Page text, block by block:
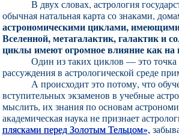
В двух словах, астрология
обычная натальная карта со знаками,
астрономическими циклами,
Вселенной, метагалактик, галактик и
циклы имеют огромное влияние как на
Один из таких циклов — это точка
рассуждения в астрологической среде
А происходит это потому, что
вступительных экзаменов в учебные
мыслить, их знания по основам
академическая наука не признает
плясками перед Золотым Тельцом»,